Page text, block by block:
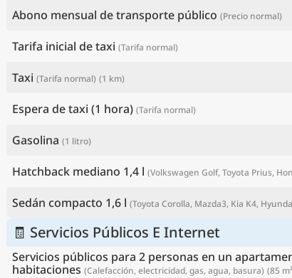
Abono mensual de transporte público (Precio normal)
Tarifa inicial de taxi (Tarifa normal)
Taxi (Tarifa normal) (1 km)
Espera de taxi (1 hora) (Tarifa normal)
Gasolina (1 litro)
Hatchback mediano 1,4 l (Volkswagen Golf, Toyota Prius,
Sedán compacto 1,6 l (Toyota Corolla, Mazda3, Kia K4,
🧾 Servicios Públicos E Internet
Servicios públicos para 2 personas en un
habitaciones (Calefacción, electricidad, gas, agua, basura) (85